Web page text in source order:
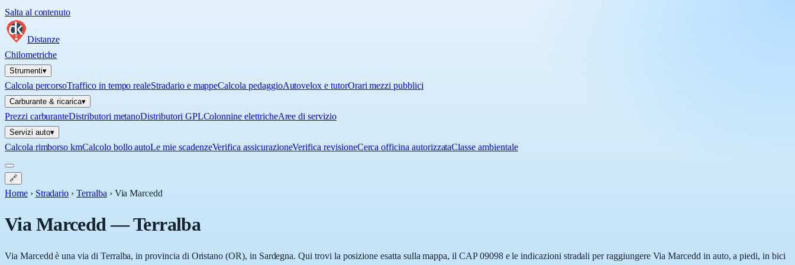
Salta al contenuto
Distanze
Chilometriche
Strumenti▾
Calcola percorsoTraffico in tempo realeStradario e mappeCalcola pedaggioAutovelox e tutorOrari mezzi pubblici
Carburante & ricarica▾
Prezzi carburanteDistributori metanoDistributori GPLColonnine elettricheAree di servizio
Servizi auto▾
Calcola rimborso kmCalcolo bollo autoLe mie scadenzeVerifica assicurazioneVerifica revisioneCerca officina autorizzataClasse ambientale
🔗
Home › Stradario › Terralba › Via Marcedd
Via Marcedd—Terralba
Via Marcedd è una via di Terralba, in provincia di Oristano (OR), in Sardegna. Qui trovi la posizione esatta sulla mappa, il CAP 09098 e le indicazioni stradali per raggiungere Via Marcedd in auto, a piedi, in bici